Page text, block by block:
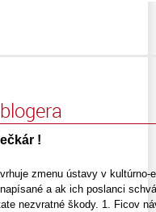
!
zmenu ústavy v
a ak ich poslanci
nezvratné škody. 1. Ficov